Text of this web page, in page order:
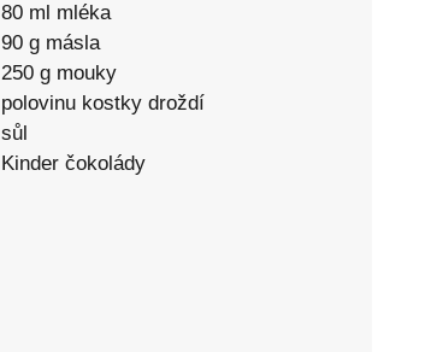
80 ml mléka
90 g másla
250 g mouky
polovinu kostky droždí
sůl
Kinder čokolády